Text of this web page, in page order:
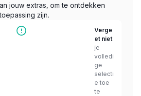
jouw extras, om te ontdekken
zijn.
Verge
et niet
je
volledi
ge
selecti
e toe
te